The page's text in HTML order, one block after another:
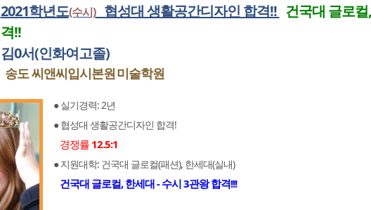
2021학년도(수시)협성대 생활공간디자인 합격!! 건국대 글로
격!!
김0서(인화여고졸)
송도 씨앤씨입시본원미술학원
● 실기경력: 2년
● 협성대 생활공간디자인 합격!
경쟁률 12.5:1
● 지원대학: 건국대 글로컬(패션), 한세대(실내)
건국대 글로컬, 한세대 - 수시 3관왕 합격!!!